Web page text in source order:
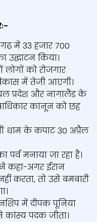
में 33 हजार 700
किया।
लोगों को रोजगार
में तेजी आएगी।
प्रदेश और नागालैंड के
कानून को छह
धाम के कपाट 30 अप्रैल
मनाया जा रहा है।
ने कहा-अगर ईरान
करता, तो उसे बमबारी
में दीपक पूनिया
पदक जीता।